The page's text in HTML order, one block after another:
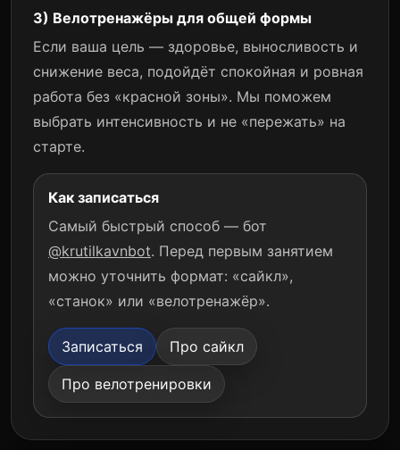
3) Велотренажёры для общей формы
Если ваша цель — здоровье, выносливость и
снижение веса, подойдёт спокойная и ровная
работа без «красной зоны». Мы поможем
выбрать интенсивность и не «пережать» на
старте.
Как записаться
Самый быстрый способ — бот
@krutilkavnbot. Перед первым занятием
можно уточнить формат: «сайкл»,
«станок» или «велотренажёр».
Записаться Про сайкл
Про велотренировки